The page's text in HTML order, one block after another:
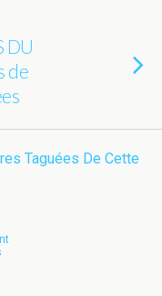
DU
de
Taguées De Cette